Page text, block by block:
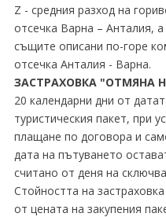
Z - средния разход на
отсечка Варна – Анталия,
същите описани по-горе
отсечка Анталия - Варна.
ЗАСТРАХОВКА "ОТМЯНА
20 календарни дни от
туристическия пакет, при
плащане по договора и
дата на пътуването
считано от деня на
Стойността на
от цената на закупения